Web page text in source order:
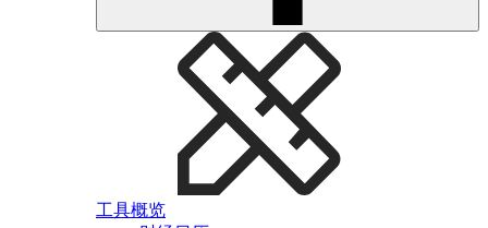
工具概览